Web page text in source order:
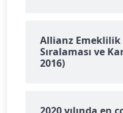
Allianz Emeklilik
Sıralaması ve
2016)
2020 yılında en